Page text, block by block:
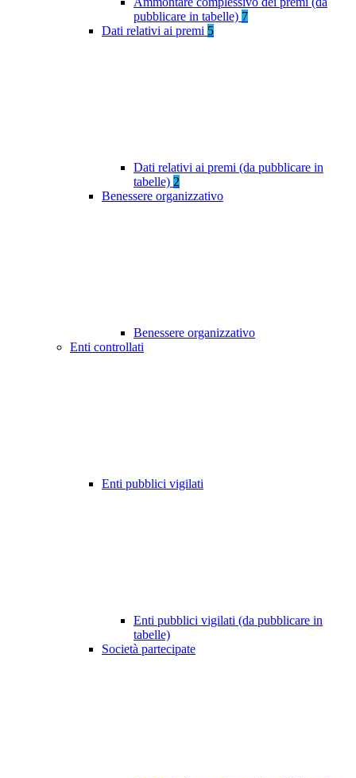
pubblicare in tabelle) 7
Dati relativi ai premi 5
Dati relativi ai premi (da pubblicare in
tabelle) 2
Benessere organizzativo
Benessere organizzativo
Enti controllati
Enti pubblici vigilati
Enti pubblici vigilati (da pubblicare in
tabelle)
Società partecipate